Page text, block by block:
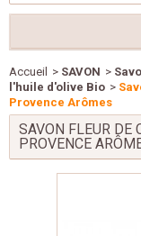
Accueil > SAVON >
l'huile d'olive Bio >
Provence Arômes
SAVON FLEUR DE
PROVENCE